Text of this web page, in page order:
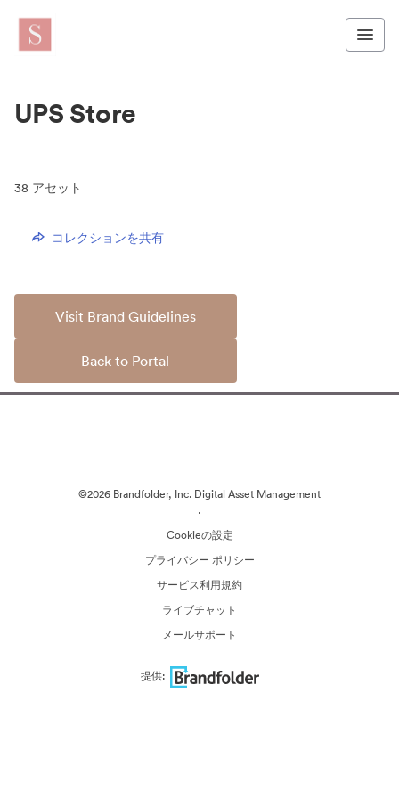
UPS Store
38 アセット
コレクションを共有
Visit Brand Guidelines
Back to Portal
©2026 Brandfolder, Inc. Digital Asset Management
·
Cookieの設定
プライバシー ポリシー
サービス利用規約
ライブチャット
メールサポート
提供: